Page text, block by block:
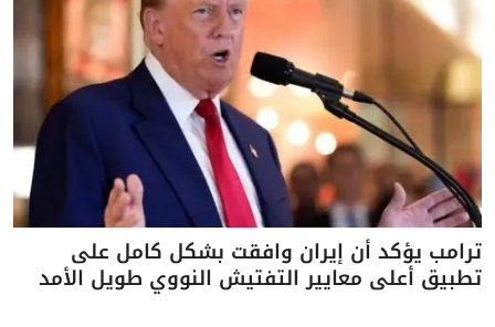
ترامب يؤكد أن إيران وافقت بشكل كامل على
تطبيق أعلى معايير التفتيش النووي طويل الأمد